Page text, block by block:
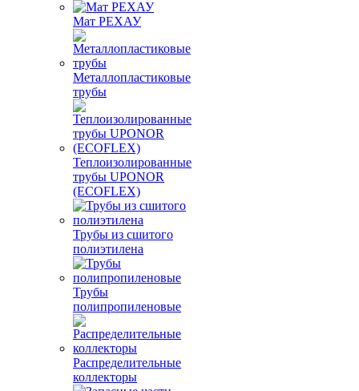
Мат РЕХАУ
Металлопластиковые
трубы
Теплоизолированные
трубы UPONOR
(ECOFLEX)
Трубы из сшитого
полиэтилена
Трубы
полипропиленовые
Распределительные
коллекторы